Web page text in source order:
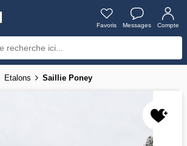
Favoris Messages Compte
Etalons Saillie Poney